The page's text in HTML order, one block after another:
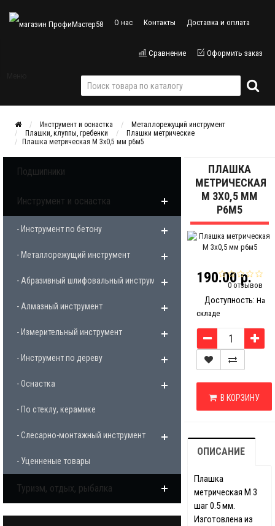
О нас Контакты Доставка и оплата
Сравнение Оформить заказ
Инструмент и оснастка
Металлорежущий инструмент
Плашки, клуппы, гребенки
Плашки метрические
Плашка метрическая М 3х0,5 мм р6м5
Подшипники
Инструмент и оснастка
- Инструмент по бетону
- Металлорежущий инструмент
- Абразивный шлифовальный инструмент
- Алмазный инструмент
- Измерительный инструмент
- Инструмент по дереву
- Оснастка
- По стеклу, керамике
- Слесарно-монтажный инструмент
- Уценненые товары
Туризм, отдых, рыбалка
ПЛАШКА
МЕТРИЧЕСКАЯ
М 3Х0,5 ММ
Р6М5
0 отзывов
190.00 р.
Доступность: На
складе
В КОРЗИНУ
ОПИСАНИЕ
Плашка
метрическая М 3
шаг 0.5 мм.
Изготовлена из